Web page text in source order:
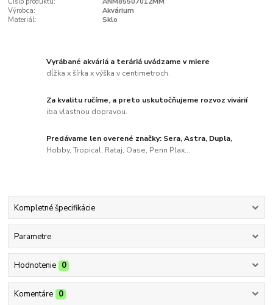
Výrobca:
Akvárium
Materiál:
Sklo
Vyrábané akváriá a teráriá uvádzame v miere
dĺžka x šírka x výška v centimetroch.
Za kvalitu ručíme, a preto uskutočňujeme rozvoz vivárií
iba vlastnou dopravou.
Predávame len overené značky: Sera, Astra, Dupla,
Hobby, Tropical, Rataj, Oase, Penn Plax...
Kompletné špecifikácie
Parametre
Hodnotenie 0
Komentáre 0